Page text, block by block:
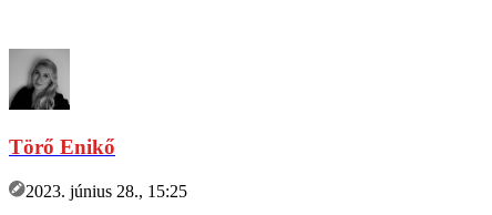
Törő Enikő
2023. június 28., 15:25